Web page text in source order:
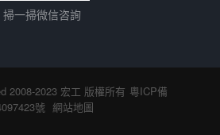
掃一掃微信咨詢
2008-2023 宏工 版權所有 粵ICP備
號 網站地圖